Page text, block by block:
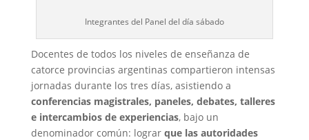
Integrantes del Panel del día sábado
Docentes de todos los niveles de enseñanza de
catorce provincias argentinas compartieron intensas
jornadas durante los tres días, asistiendo a
conferencias magistrales, paneles, debates, talleres
e intercambios de experiencias, bajo un
denominador común: lograr que las autoridades